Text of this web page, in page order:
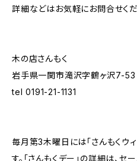
詳細などはお気軽にお問合せくだ
木の店さんもく
岩手県一関市滝沢字鶴ヶ沢7-53
tel 0191-21-1131
毎月第3木曜日には「さんもくウ
す。「さんもくデー」の詳細は、